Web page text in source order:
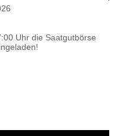
Uhr die Saatgutbörse